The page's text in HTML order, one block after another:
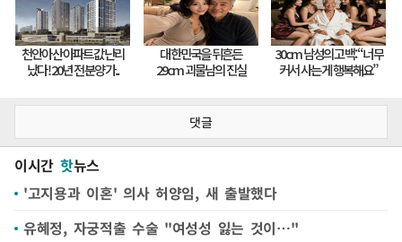
댓글
이시간 핫뉴스
'고지용과 이혼' 의사 허양임, 새 출발했다
유혜정, 자궁적출 수술 "여성성 잃는 것이…"